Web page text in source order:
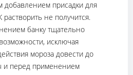
присадки для
не получится.
банку тщательно
исключая
мороза довести до
и перед применением